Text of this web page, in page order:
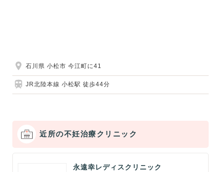
石川県 小松市 今江町に41
JR北陸本線 小松駅 徒歩44分
近所の不妊治療クリニック
永遠幸レディスクリニック